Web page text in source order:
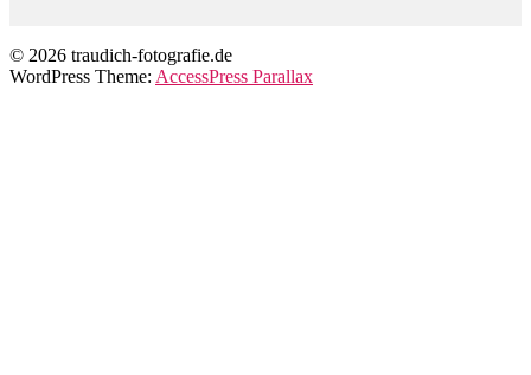
© 2026 traudich-fotografie.de
WordPress Theme: AccessPress Parallax